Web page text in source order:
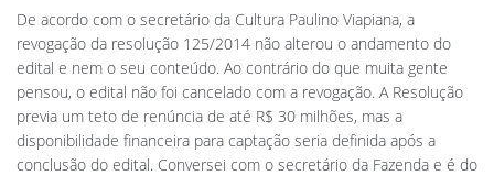
De acordo com o secretário da Cultura Paulino Viapiana, a
revogação da resolução 125/2014 não alterou o andamento do
edital e nem o seu conteúdo. Ao contrário do que muita gente
pensou, o edital não foi cancelado com a revogação. A Resolução
previa um teto de renúncia de até R$ 30 milhões, mas a
disponibilidade financeira para captação seria definida após a
conclusão do edital. Conversei com o secretário da Fazenda e é do